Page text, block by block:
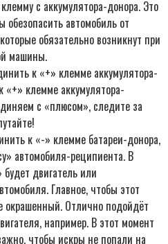
с аккумулятора-донора. Это
обезопасить автомобиль от
обязательно возникнут при
машины.
к «+» клемме аккумулятора-
«+» клемме аккумулятора-
с «плюсом», следите за
к «-» клемме батареи-донора,
автомобиля-реципиента. В
двигатель или
Главное, чтобы этот
окрашенный. Отлично подойдёт
например. В этот момент
чтобы искры не попали на